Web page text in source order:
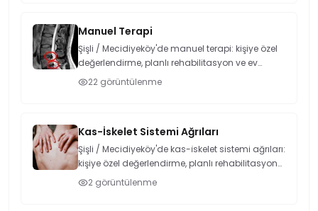
Manuel Terapi
Şişli / Mecidiyeköy'de manuel terapi: kişiye özel
değerlendirme, planlı rehabilitasyon ve ev
programı. Ahmet Yıldırım Mecidiyeköy
kliniğinden randevu alın.
22 görüntülenme
Kas-İskelet Sistemi Ağrıları
Şişli / Mecidiyeköy'de kas-i̇skelet sistemi ağrıları:
kişiye özel değerlendirme, planlı rehabilitasyon
ve ev programı. Ahmet Yıldırım Mecidiyeköy
kliniğinden randevu alın.
2 görüntülenme